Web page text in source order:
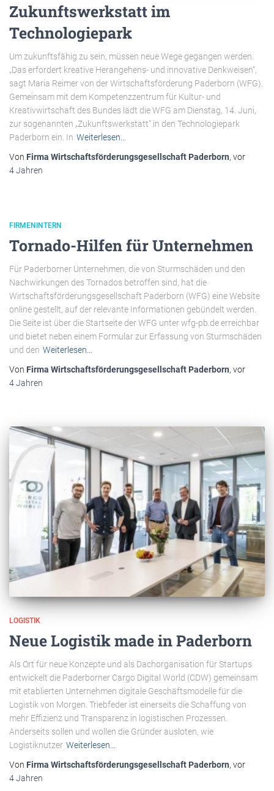
Zukunftswerkstatt im
Technologiepark
Um zukunftsfähig zu sein, müssen neue Wege gegangen werden.
„Das erfordert kreative Herangehens- und innovative Denkweisen“,
sagt Maria Reimer von der Wirtschaftsförderung Paderborn (WFG).
Gemeinsam mit dem Kompetenzzentrum für Kultur- und
Kreativwirtschaft des Bundes lädt die WFG am Dienstag, 14. Juni,
zur sogenannten „Zukunftswerkstatt“ in den Technologiepark
Paderborn ein. In Weiterlesen…
Von Firma Wirtschaftsförderungsgesellschaft Paderborn, vor
4 Jahren
FIRMENINTERN
Tornado-Hilfen für Unternehmen
Für Paderborner Unternehmen, die von Sturmschäden und den
Nachwirkungen des Tornados betroffen sind, hat die
Wirtschaftsförderungsgesellschaft Paderborn (WFG) eine Website
online gestellt, auf der relevante Informationen gebündelt werden.
Die Seite ist über die Startseite der WFG unter wfg-pb.de erreichbar
und bietet neben einem Formular zur Erfassung von Sturmschäden
und den Weiterlesen…
Von Firma Wirtschaftsförderungsgesellschaft Paderborn, vor
4 Jahren
LOGISTIK
Neue Logistik made in Paderborn
Als Ort für neue Konzepte und als Dachorganisation für Startups
entwickelt die Paderborner Cargo Digital World (CDW) gemeinsam
mit etablierten Unternehmen digitale Geschäftsmodelle für die
Logistik von Morgen. Triebfeder ist einerseits die Schaffung von
mehr Effizienz und Transparenz in logistischen Prozessen.
Anderseits sollen und wollen die Gründer ausloten, wie
Logistiknutzer Weiterlesen…
Von Firma Wirtschaftsförderungsgesellschaft Paderborn, vor
4 Jahren